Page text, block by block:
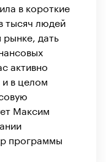
в короткие
тысяч людей
дать
активно
в целом
Максим
программы